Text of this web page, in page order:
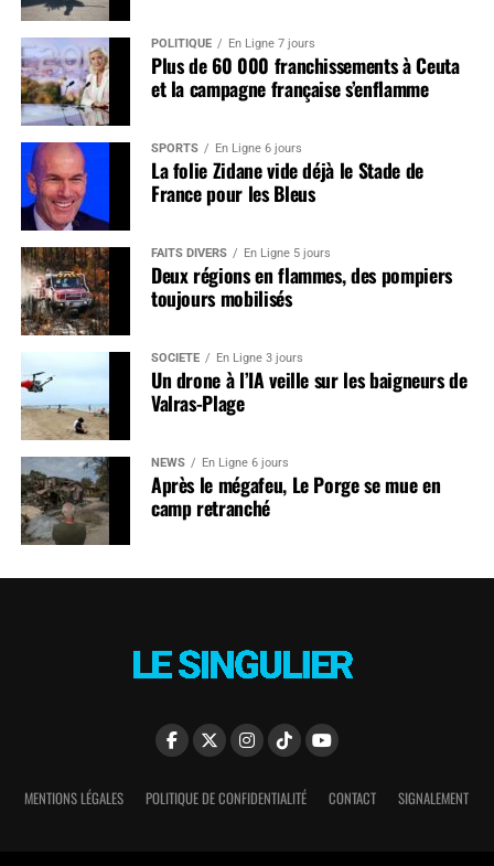
POLITIQUE En Ligne 7 jours
Plus de 60 000 franchissements à Ceuta
et la campagne française s’enflamme
SPORTS En Ligne 6 jours
La folie Zidane vide déjà le Stade de
France pour les Bleus
FAITS DIVERS En Ligne 5 jours
Deux régions en flammes, des pompiers
toujours mobilisés
SOCIÉTÉ En Ligne 3 jours
Un drone à l’IA veille sur les baigneurs de
Valras-Plage
NEWS En Ligne 6 jours
Après le mégafeu, Le Porge se mue en
camp retranché
MENTIONS LÉGALES POLITIQUE DE CONFIDENTIALITÉ CONTACT SIGNALEMENT